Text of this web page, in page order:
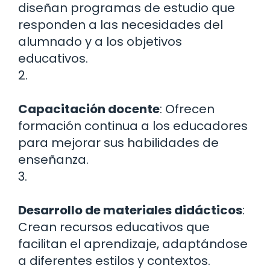
diseñan programas de estudio que
responden a las necesidades del
alumnado y a los objetivos
educativos.
2.
Capacitación docente: Ofrecen
formación continua a los educadores
para mejorar sus habilidades de
enseñanza.
3.
Desarrollo de materiales didácticos:
Crean recursos educativos que
facilitan el aprendizaje, adaptándose
a diferentes estilos y contextos.